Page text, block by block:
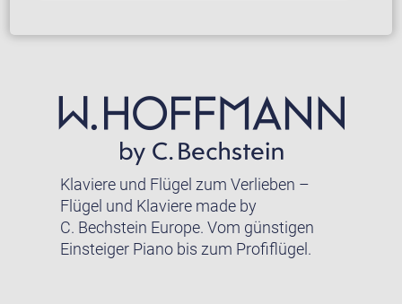
Klaviere und Flügel zum Verlieben –
Flügel und Klaviere made by
C. Bechstein Europe. Vom günstigen
Einsteiger Piano bis zum Profiflügel.